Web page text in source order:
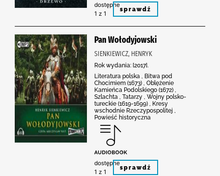
dostępne
1 z 1
sprawdź
Pan Wołodyjowski
SIENKIEWICZ, HENRYK
Rok wydania: [2017].
Literatura polska , Bitwa pod
Chocimiem (1673) , Oblężenie
Kamieńca Podolskiego (1672) ,
Szlachta , Tatarzy , Wojny polsko-
tureckie (1619-1699) , Kresy
wschodnie Rzeczypospolitej ,
Powieść historyczna
dostępne
1 z 1
sprawdź